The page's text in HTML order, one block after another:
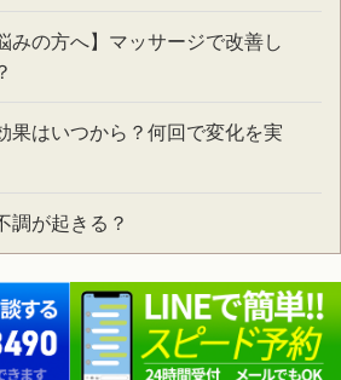
みの方へ】マッサージで改善し
果はいつから？何回で変化を実
調が起きる？